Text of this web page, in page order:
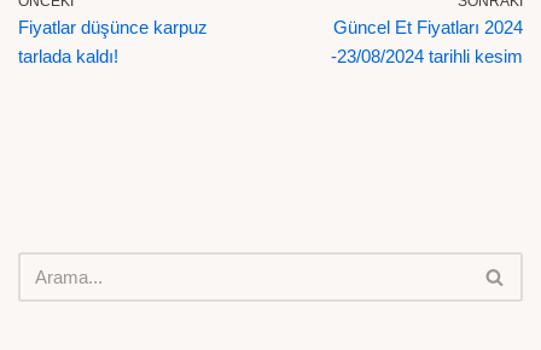
Fiyatlar düşünce karpuz
tarlada kaldı!
Güncel Et Fiyatları 2024
-23/08/2024 tarihli kesim